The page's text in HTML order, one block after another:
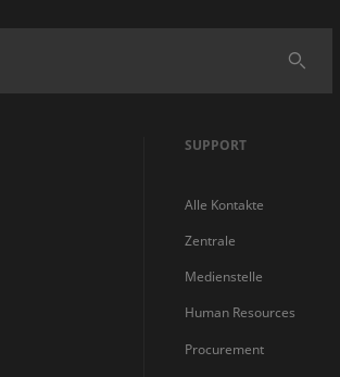
Finden
SUPPORT
Alle Kontakte
Zentrale
Medienstelle
Human Resources
Procurement